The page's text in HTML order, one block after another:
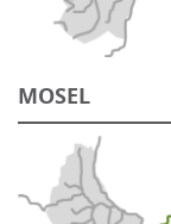
MOSEL